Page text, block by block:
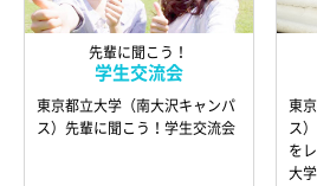
先輩に聞こう！
学生交流会
東京都立大学（南大沢キャンパ
ス）先輩に聞こう！学生交流会
東
ス
を
大